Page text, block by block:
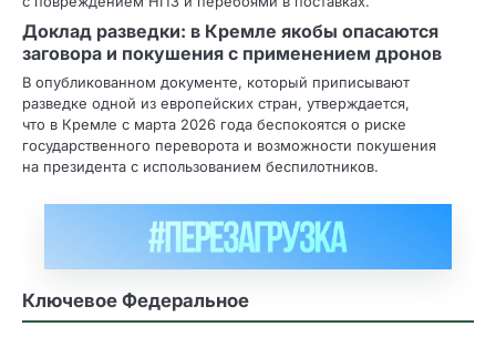
Доклад разведки: в Кремле якобы опасаются
заговора и покушения с применением дронов
В опубликованном документе, который приписывают
разведке одной из европейских стран, утверждается,
что в Кремле с марта 2026 года беспокоятся о риске
государственного переворота и возможности покушения
на президента с использованием беспилотников.
Ключевое Федеральное